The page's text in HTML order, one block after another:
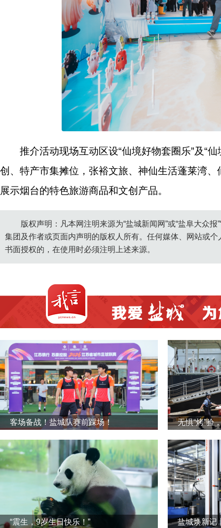
推介活动现场互动区设“仙境好物套圈乐”及“
创、特产市集摊位，张裕文旅、神仙生活蓬莱湾
展示烟台的特色旅游商品和文创产品。
版权声明：凡本网注明来源为“盐城新闻网”或“盐阜大众
集团及作者或页面内声明的版权人所有。任何媒体、网站或
书面授权的，在使用时必须注明上述来源。
客场备战！盐城队赛前踩场！ 无惧“烤”验
“震生，9岁生日快乐！”